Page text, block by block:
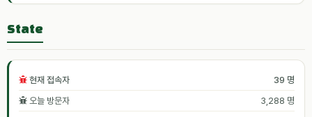
State
현재 접속자
39 명
오늘 방문자
3,288 명